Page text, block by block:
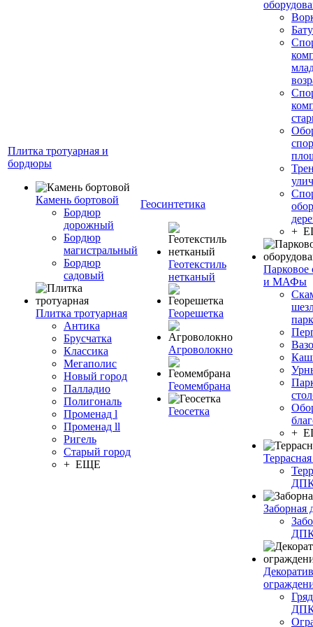
Плитка тротуарная и
бордюры
Камень бортовой
Бордюр
дорожный
Бордюр
магистральный
Бордюр
садовый
Плитка тротуарная
Антика
Брусчатка
Классика
Мегаполис
Новый город
Палладио
Полигональ
Променад l
Променад ll
Ригель
Старый город
+ ЕЩЕ
Геосинтетика
Геотекстиль
нетканый
Георешетка
Агроволокно
Геомембрана
Геосетка
+
Парковое
и МАФы
+
Заборная